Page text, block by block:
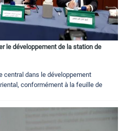
le développement de la station de
central dans le développement
conformément à la feuille de